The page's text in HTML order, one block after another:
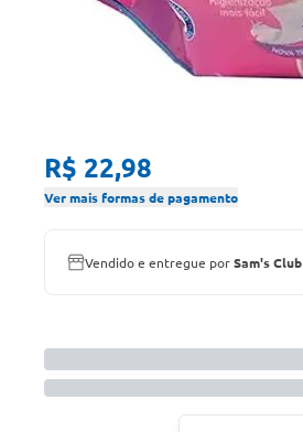
R$ 22,98
Ver mais formas de pagamento
Vendido e entregue porSam's Club